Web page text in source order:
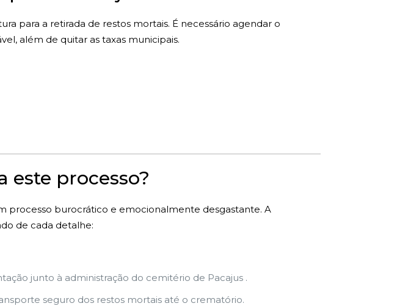
para a retirada de restos mortais. É necessário agendar o
além de quitar as taxas municipais.
este processo?
processo burocrático e emocionalmente desgastante. A
de cada detalhe:
junto à administração do cemitério de Pacajus .
seguro dos restos mortais até o crematório.